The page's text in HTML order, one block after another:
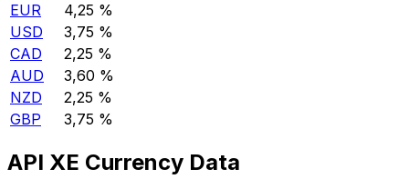
EUR
4,25 %
USD
3,75 %
CAD
2,25 %
AUD
3,60 %
NZD
2,25 %
GBP
3,75 %
API XE Currency Data